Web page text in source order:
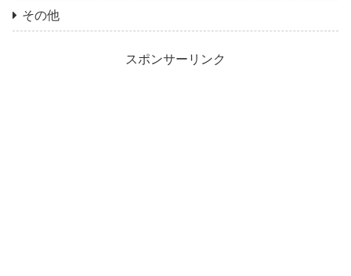
その他
スポンサーリンク